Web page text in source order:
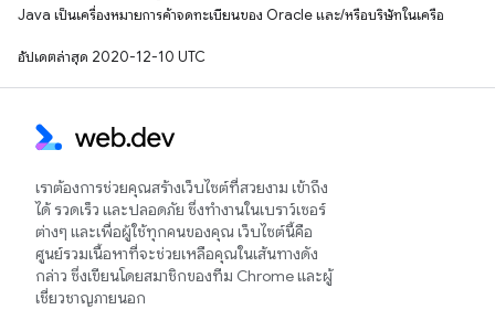
Java เป็นเครื่องหมายการค้าจดทะเบียนของ Oracle และ/หรือบริษัทในเครือ
อัปเดตล่าสุด 2020-12-10 UTC
เราต้องการช่วยคุณสร้างเว็บไซต์ที่สวยงาม เข้าถึง
ได้ รวดเร็ว และปลอดภัย ซึ่งทำงานในเบราว์เซอร์
ต่างๆ และเพื่อผู้ใช้ทุกคนของคุณ เว็บไซต์นี้คือ
ศูนย์รวมเนื้อหาที่จะช่วยเหลือคุณในเส้นทางดัง
กล่าว ซึ่งเขียนโดยสมาชิกของทีม Chrome และผู้
เชี่ยวชาญภายนอก